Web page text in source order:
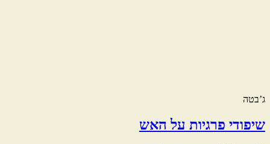
ג’בטה
שיפודי פרגיות על האש